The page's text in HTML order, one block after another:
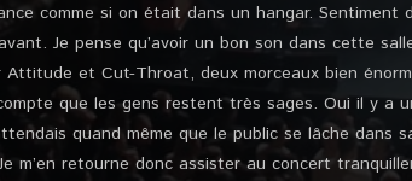
comme si on était dans un hangar.
Je pense qu’avoir un bon son dans cette
et Cut-Throat, deux morceaux bien
que les gens restent très sages. Oui il y a
quand même que le public se lâche dans
m’en retourne donc assister au concert